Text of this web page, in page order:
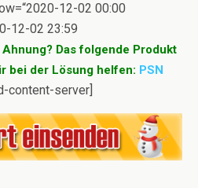
12-02 00:00
12-02 23:59
Ahnung? Das folgende Produkt
bei der Lösung helfen: PSN
content-server]